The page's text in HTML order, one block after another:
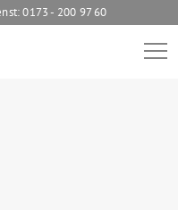
0173 - 200 97 60